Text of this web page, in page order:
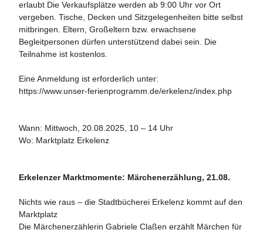
erlaubt Die Verkaufsplätze werden ab 9:00 Uhr vor Ort
vergeben. Tische, Decken und Sitzgelegenheiten bitte selbst
mitbringen. Eltern, Großeltern bzw. erwachsene
Begleitpersonen dürfen unterstützend dabei sein. Die
Teilnahme ist kostenlos.
Eine Anmeldung ist erforderlich unter:
https://www.unser-ferienprogramm.de/erkelenz/index.php
Wann: Mittwoch, 20.08.2025, 10 – 14 Uhr
Wo: Marktplatz Erkelenz
Erkelenzer Marktmomente: Märchenerzählung, 21.08.
Nichts wie raus – die Stadtbücherei Erkelenz kommt auf den
Marktplatz
Die Märchenerzählerin Gabriele Claßen erzählt Märchen für